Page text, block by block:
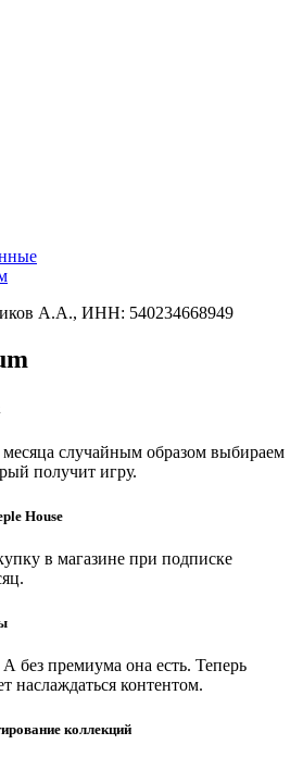
А.А., ИНН: 540234668949
месяца случайным образом выбираем
получит игру.
House
в магазине при подписке
без премиума она есть. Теперь
наслаждаться контентом.
коллекций